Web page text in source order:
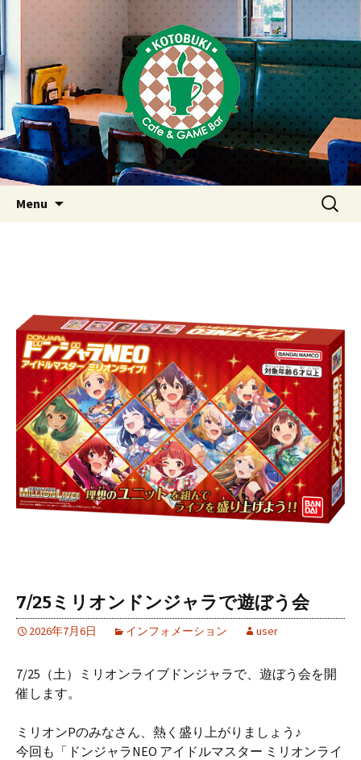
東京・西荻窪・上井草・上石神
井のカフェ＆ゲームバーこと
ぶき
Just another WordPress site
Menu
検
索:
7/25ミリオンドンジャラで遊ぼう会
2026年7月6日 インフォメーション user
7/25（土）ミリオンライブドンジャラで、遊ぼう会を開
催します。
ミリオンPのみなさん、熱く盛り上がりましょう♪
今回も「ドンジャラNEO アイドルマスター ミリオンライ